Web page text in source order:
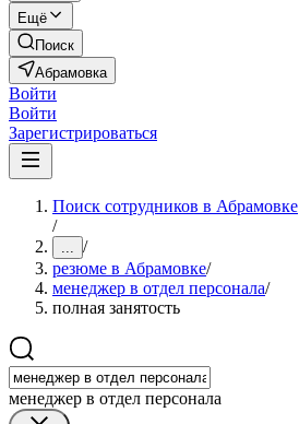
Ещё
Поиск
Абрамовка
Войти
Войти
Зарегистрироваться
Поиск сотрудников в Абрамовке
/
... /
резюме в Абрамовке/
менеджер в отдел персонала/
полная занятость
менеджер в отдел персонала